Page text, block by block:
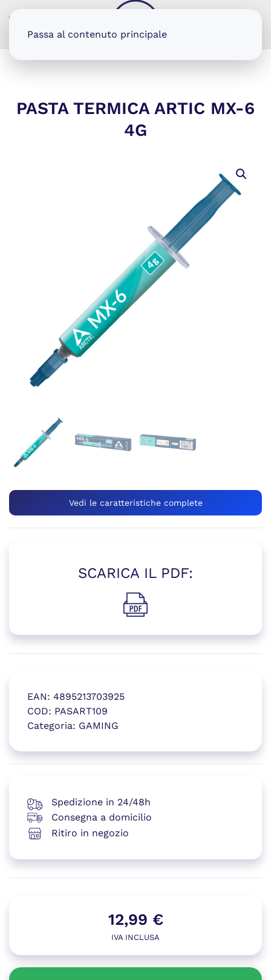
Passa al contenuto principale
PASTA TERMICA ARTIC MX-6
4G
Vedi le caratteristiche complete
EAN: 4895213703925
COD: PASART109
Categoria: GAMING
SCARICA IL PDF:
(si apre in una nuova
12,99 €
IVA INCLUSA
Spedizione in 24/48h
Consegna a domicilio
Ritiro in negozio